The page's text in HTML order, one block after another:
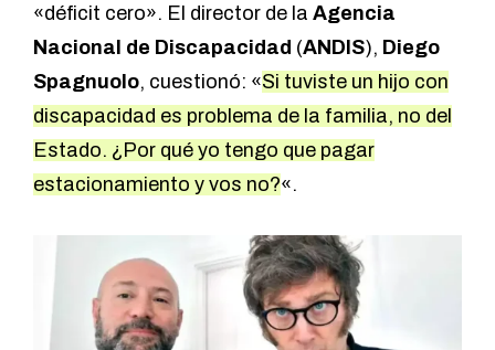
«déficit cero». El director de la Agencia
Nacional de Discapacidad (ANDIS), Diego
Spagnuolo, cuestionó: «Si tuviste un hijo con
discapacidad es problema de la familia, no del
Estado. ¿Por qué yo tengo que pagar
estacionamiento y vos no?«.